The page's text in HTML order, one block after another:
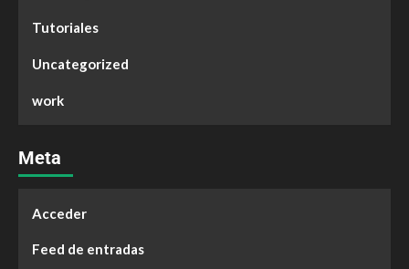
Tutoriales
Uncategorized
work
Meta
Acceder
Feed de entradas